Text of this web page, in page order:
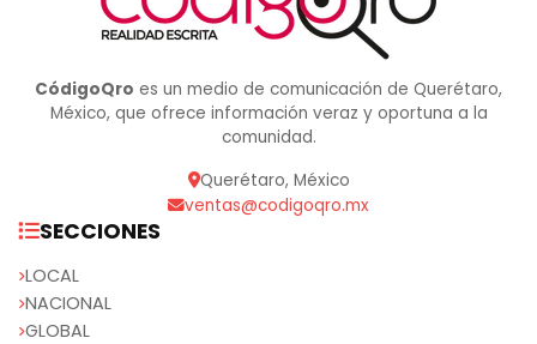
CódigoQro es un medio de comunicación de Querétaro,
México, que ofrece información veraz y oportuna a la
comunidad.
Querétaro, México
ventas@codigoqro.mx
SECCIONES
LOCAL
NACIONAL
GLOBAL